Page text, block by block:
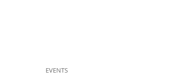
EVENTS